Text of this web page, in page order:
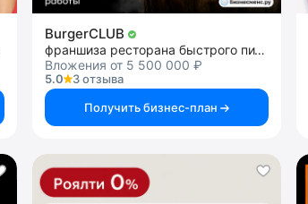
BurgerCLUB
франшиза ресторана быстрого питания
Вложения от 5 500 000 ₽
5.0
3 отзыва
Получить бизнес-план